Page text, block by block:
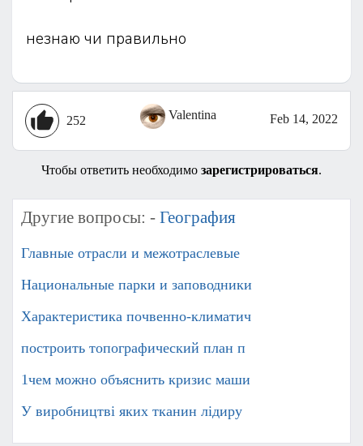
незнаю чи правильно
252 Valentina Feb 14, 2022
Чтобы ответить необходимо зарегистрироваться.
Другие вопросы: - География
Главные отрасли и межотраслевые
Национальные парки и заповодники
Характеристика почвенно-климатич
построить топографический план п
1чем можно объяснить кризис маши
У виробництві яких тканин лідиру